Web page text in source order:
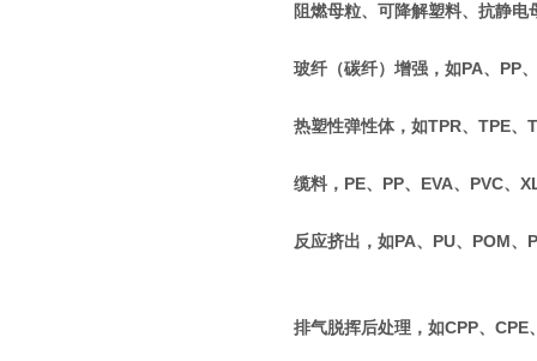
阻燃母粒、可降解塑料、抗静电
玻纤（碳纤）增强，如PA、PP
热塑性弹性体，如TPR、TPE、
缆料，PE、PP、EVA、PVC、
反应挤出，如PA、PU、POM、
排气脱挥后处理，如CPP、